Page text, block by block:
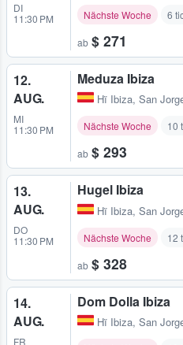
DI
11:30 PM
Nächste Woche 6
ab $ 271
12.
AUG.
MI
11:30 PM
Meduza Ibiza
Hï Ibiza, San
Nächste Woche 10
ab $ 293
13.
AUG.
DO
11:30 PM
Hugel Ibiza
Hï Ibiza, San
Nächste Woche 12
ab $ 328
14.
AUG.
FR
Dom Dolla Ibiza
Hï Ibiza, San